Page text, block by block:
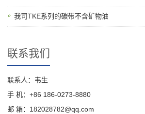
我司TKE系列的碳带不含矿物油
联系我们
联系人：韦生
手 机：+86 186-0273-8880
邮 箱：182028782@qq.com